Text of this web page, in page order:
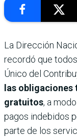
La Dirección
recordó que
Único del
las
gratuitos, a
pagos indebidos
parte de los